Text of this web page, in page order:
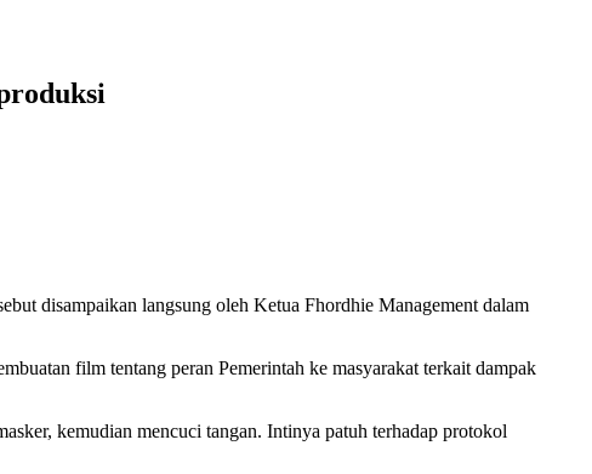
disampaikan langsung oleh Ketua Fhordhie Management dalam
film tentang peran Pemerintah ke masyarakat terkait dampak
kemudian mencuci tangan. Intinya patuh terhadap protokol